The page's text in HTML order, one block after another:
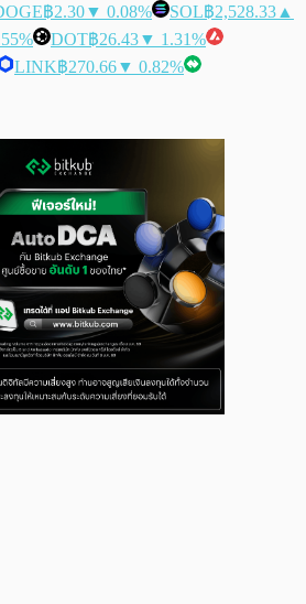
฿2.30▼ 0.08% SOL฿2,528.33 ▲
DOT฿26.43▼ 1.31%
LINK฿270.66▼ 0.82%